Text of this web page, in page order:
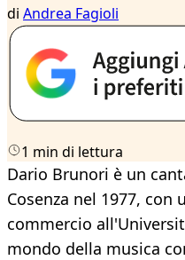
di Andrea Fagioli
1 min di lettura
Dario Brunori è un
Cosenza nel 1977, con
commercio
mondo della musica